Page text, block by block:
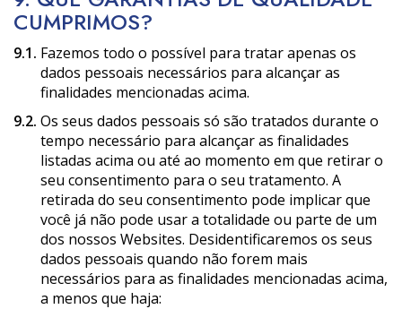
CUMPRIMOS?
9.1. Fazemos todo o possível para tratar apenas os
dados pessoais necessários para alcançar as
finalidades mencionadas acima.
9.2. Os seus dados pessoais só são tratados durante o
tempo necessário para alcançar as finalidades
listadas acima ou até ao momento em que retirar o
seu consentimento para o seu tratamento. A
retirada do seu consentimento pode implicar que
você já não pode usar a totalidade ou parte de um
dos nossos Websites. Desidentificaremos os seus
dados pessoais quando não forem mais
necessários para as finalidades mencionadas acima,
a menos que haja: